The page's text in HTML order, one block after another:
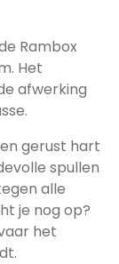
Rambox
Het
afwerking
gerust hart
spullen
alle
je nog op?
het